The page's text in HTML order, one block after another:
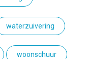
waterzuivering
woonschuur